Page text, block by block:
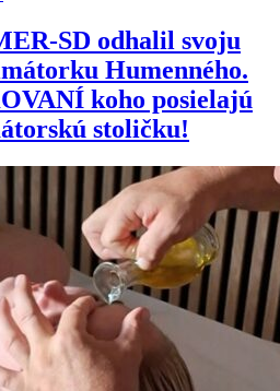
SD odhalil svoju
Humenného.
koho posielajú
stoličku!